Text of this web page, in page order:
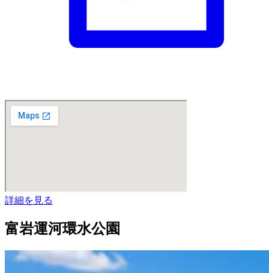
詳細を見る
富岩運河環水公園